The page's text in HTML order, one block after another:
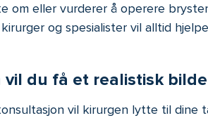
om eller vurderer å operere
og spesialister vil alltid
vil du få et realistisk
vil kirurgen lytte til dine